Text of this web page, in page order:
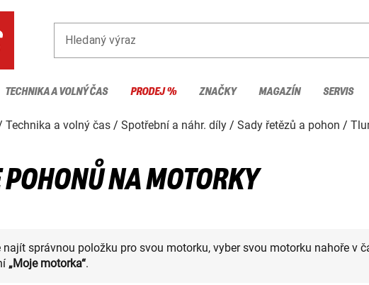
Hledaný výraz
TECHNIKA A VOLNÝ ČAS PRODEJ % ZNAČKY MAGAZÍN SERVIS
Technika a volný čas Spotřební a náhr. díly Sady řetězů a pohon
NA MOTORKY
správnou položku pro svou motorku, vyber svou motorku nahoře v
„Moje motorka“.